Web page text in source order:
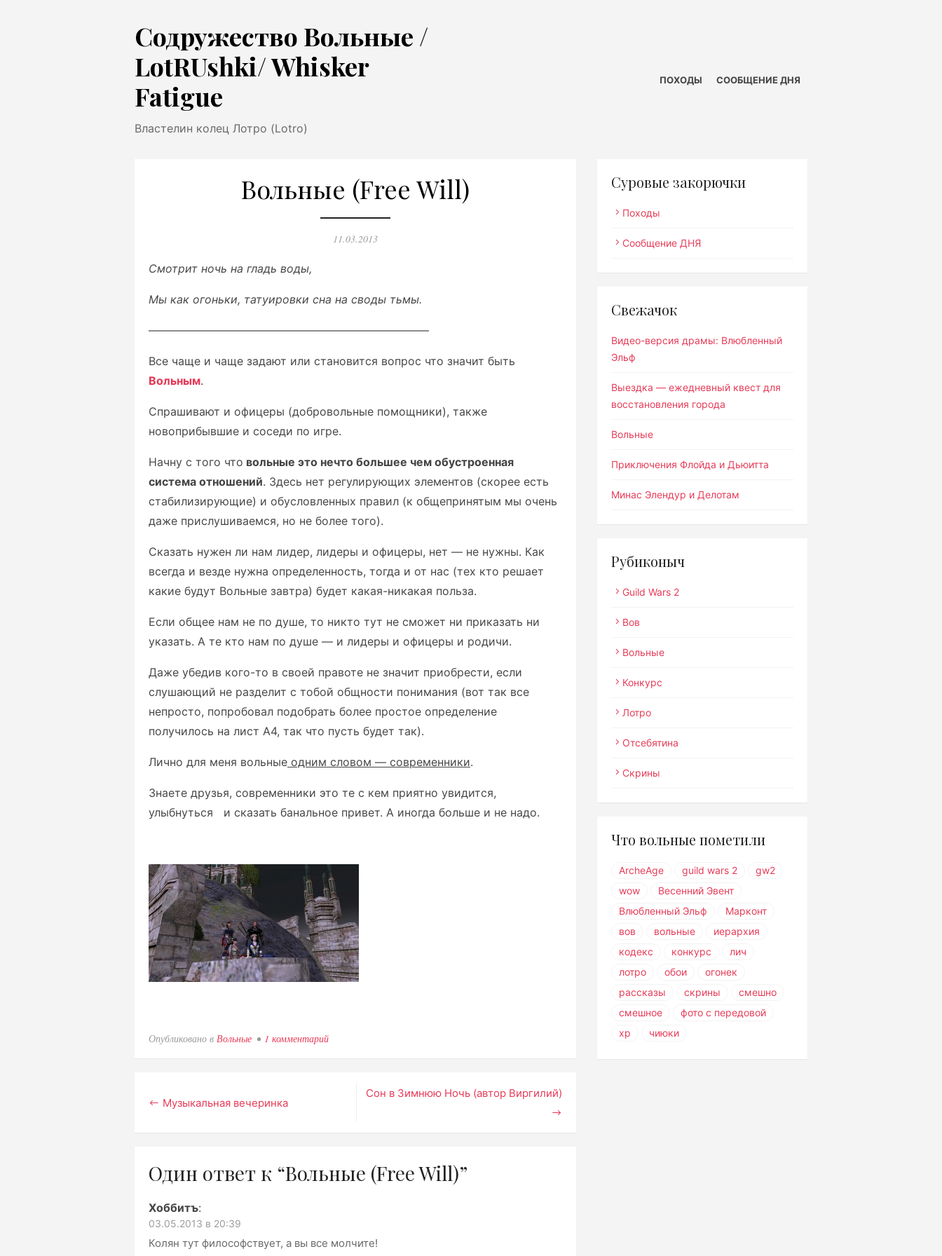
Содружество Вольные /
LotRUshki/ Whisker
Fatigue
Властелин колец Лотро (Lotro)
ПОХОДЫ СООБЩЕНИЕ ДНЯ
Вольные (Free Will)
Опубликовано
11.03.2013
Смотрит ночь на гладь воды,
Мы как огоньки, татуировки сна на своды тьмы.
—————————————————————————
Все чаще и чаще задают или становится вопрос что значит быть
Вольным.
Спрашивают и офицеры (добровольные помощники), также
новоприбывшие и соседи по игре.
Начну с того что вольные это нечто большее чем обустроенная
система отношений. Здесь нет регулирующих элементов (скорее есть
стабилизирующие) и обусловленных правил (к общепринятым мы очень
даже прислушиваемся, но не более того).
Сказать нужен ли нам лидер, лидеры и офицеры, нет — не нужны. Как
всегда и везде нужна определенность, тогда и от нас (тех кто решает
какие будут Вольные завтра) будет какая-никакая польза.
Если общее нам не по душе, то никто тут не сможет ни приказать ни
указать. А те кто нам по душе — и лидеры и офицеры и родичи.
Даже убедив кого-то в своей правоте не значит приобрести, если
слушающий не разделит с тобой общности понимания (вот так все
непросто, попробовал подобрать более простое определение
получилось на лист А4, так что пусть будет так).
Лично для меня вольные одним словом — современники.
Знаете друзья, современники это те с кем приятно увидится,
улыбнуться и сказать банальное привет. А иногда больше и не надо.
Опубликовано в Вольные 1 комментарий
Навигация
Сон в Зимнюю Ночь (автор Виргилий)
Музыкальная вечеринка
Один ответ к “Вольные (Free Will)”
Хоббитъ:
03.05.2013 в 20:39
Колян тут философствует, а вы все молчите!
Суровые закорючки
Походы
Сообщение ДНЯ
Свежачок
Видео-версия драмы: Влюбленный
Эльф
Выездка — ежедневный квест для
восстановления города
Вольные
Приключения Флойда и Дьюитта
Минас Элендур и Делотам
Рубиконыч
Guild Wars 2
Вов
Вольные
Конкурс
Лотро
Отсебятина
Скрины
Что вольные пометили
ArcheAge guild wars 2
gw2
wow
Весенний Эвент
Влюбленный Эльф
Марконт
вов
вольные
иерархия
кодекс
конкурс
лич
лотро
обои
огонек
рассказы
скрины
смешно
смешное
фото с передовой
хр
чиюки